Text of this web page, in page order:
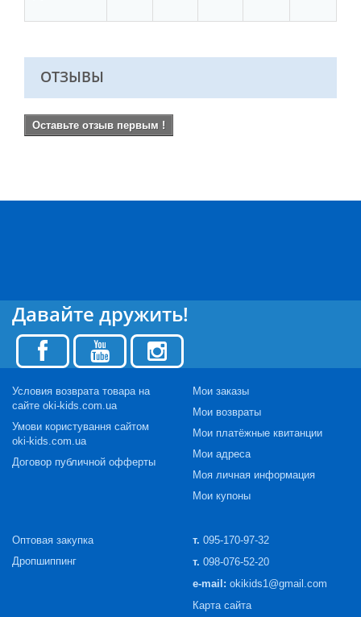
ОТЗЫВЫ
Оставьте отзыв первым !
Давайте дружить!
Условия возврата товара на
сайте oki-kids.com.ua
Умови користування сайтом
oki-kids.com.ua
Договор публичной офферты
Мои заказы
Мои возвраты
Мои платёжные квитанции
Мои адреса
Моя личная информация
Мои купоны
Оптовая закупка
Дропшиппинг
т. 095-170-97-32
т. 098-076-52-20
e-mail: okikids1@gmail.com
Карта сайта